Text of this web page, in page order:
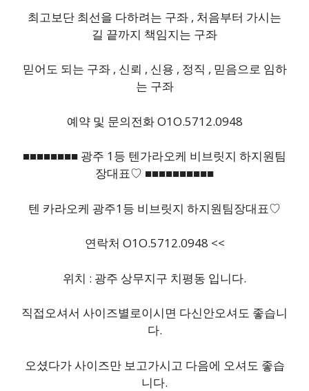
최고보단 최선을 다하려는 구좌 , 처음부터 가시는
길 끝까지 책임지는 구좌
믿어도 되는 구좌 , 신뢰 , 신용 , 정직 , 믿음으로 임하
는 구좌
예약 및 문의전화 O1O.5712.0948
■■■■■■■■ 광주 1등 텐가라오케 비브릿지 하지원팀
장대표♡ ■■■■■■■■■■
텐 카라오케 광주1등 비브릿지 하지원팀장대표♡
연락처 O1O.5712.0948 <<
위치 : 광주 상무지구 치평동 입니다.
직접오셔서 사이즈별로이시면 다신안오셔도 좋습니
다.
오셨다가 사이즈만 보고가시고 다음에 오셔도 좋습
니다.